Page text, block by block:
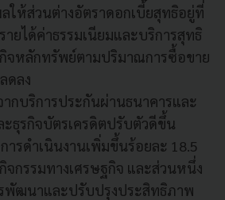
ให้ส่วนต่างอัตราดอกเบี้ยสุทธิอยู่ที่
ยได้ค่าธรรมเนียมและบริการสุทธิ
กิจหลักทรัพย์ตามปริมาณการซื้อขาย
ดลง
กบริการประกันผ่านธนาคารและ
ะธุรกิจบัตรเครดิตปรับตัวดีขึ้น
ารดำเนินงานเพิ่มขึ้นร้อยละ 18.5
จกรรมทางเศรษฐกิจ และส่วนหนึ่ง
พัฒนาและปรับปรุงประสิทธิภาพ